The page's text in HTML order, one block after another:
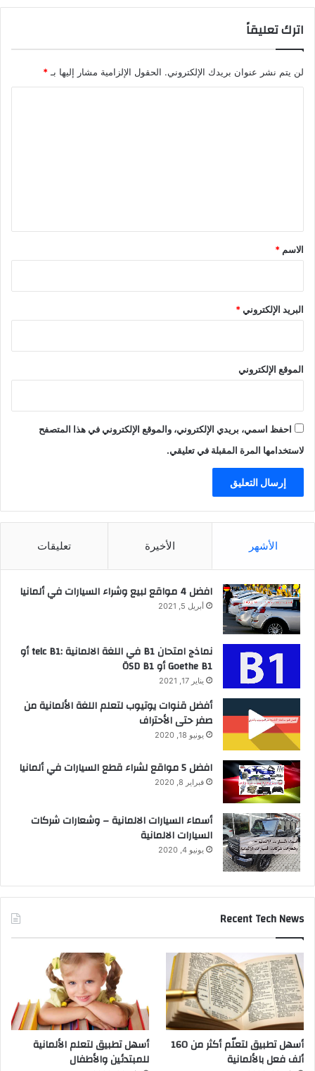
اترك تعليقاً
لن يتم نشر عنوان بريدك الإلكتروني. الحقول الإلزامية مشار إليها بـ*
*
الاسم *
البريد الإلكتروني*
الموقع الإلكتروني
احفظ اسمي، بريدي الإلكتروني، والموقع الإلكتروني في هذا المتصفح
لاستخدامها المرة المقبلة في تعليقي.
الأشهر الأخيرة تعليقات
افضل 4 مواقع لبيع وشراء السيارات في ألمانيا
أبريل 5, 2021
نماذج امتحان B1 في اللغة الالمانية :telc B1 أو
Goethe B1 أو ÖSD B1
يناير 17, 2021
أفضل قنوات يوتيوب لتعلم اللغة الألمانية من
صفر حتى الأحتراف
يونيو 18, 2020
افضل 5 مواقع لشراء قطع السيارات في ألمانيا
فبراير 8, 2020
أسماء السيارات الالمانية – وشعارات شركات
السيارات الالمانية
يونيو 4, 2020
Recent Tech News
أسهل تطبيق لتعلّم أكثر من 160
ألف فعل بالألمانية
أسهل تطبيق لتعلم الألمانية
للمبتدئين والأطفال